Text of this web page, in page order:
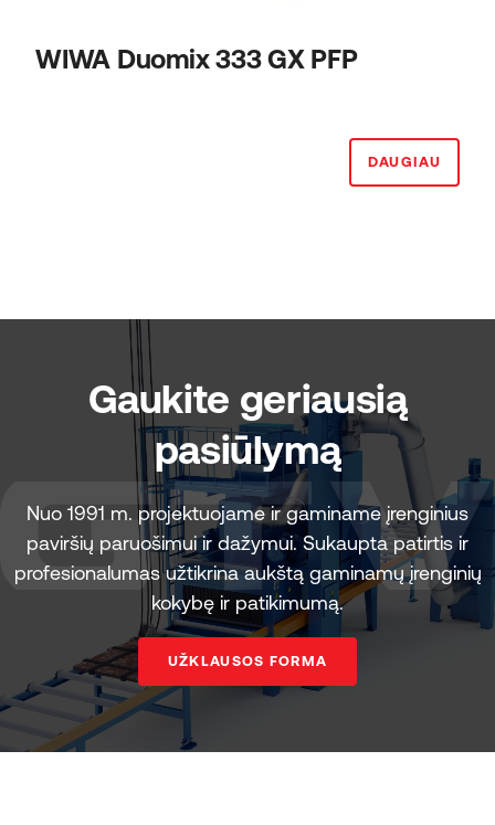
WIWA Duomix 333 GX PFP
DAUGIAU
Gaukite geriausią
pasiūlymą
Nuo 1991 m. projektuojame ir gaminame įrenginius
paviršių paruošimui ir dažymui. Sukaupta patirtis ir
profesionalumas užtikrina aukštą gaminamų įrenginių
kokybę ir patikimumą.
UŽKLAUSOS FORMA